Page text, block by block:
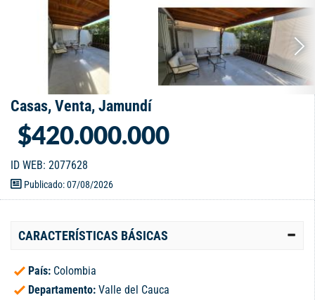
Casas, Venta, Jamundí
$420.000.000
ID WEB: 2077628
Publicado: 07/08/2026
CARACTERÍSTICAS BÁSICAS
País: Colombia
Departamento: Valle del Cauca